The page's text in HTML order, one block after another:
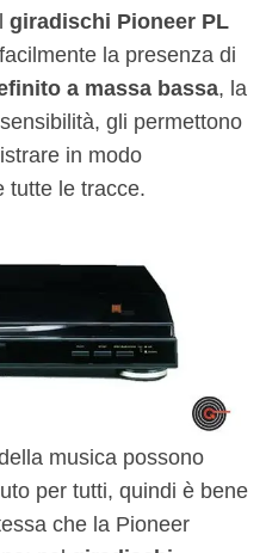
giradischi Pioneer PL
la presenza di
a massa bassa, la
gli permettono
in modo
tutte le tracce.
musica possono
per tutti, quindi è bene
che la Pioneer